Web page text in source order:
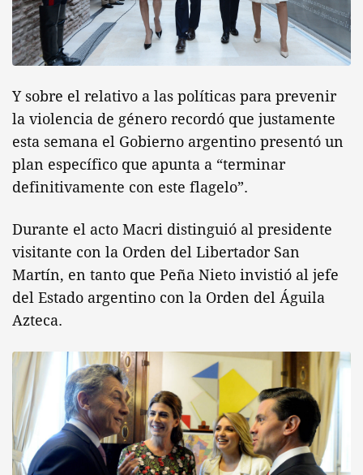
Y sobre el relativo a las políticas para prevenir
la violencia de género recordó que justamente
esta semana el Gobierno argentino presentó un
plan específico que apunta a “terminar
definitivamente con este flagelo”.
Durante el acto Macri distinguió al presidente
visitante con la Orden del Libertador San
Martín, en tanto que Peña Nieto invistió al jefe
del Estado argentino con la Orden del Águila
Azteca.